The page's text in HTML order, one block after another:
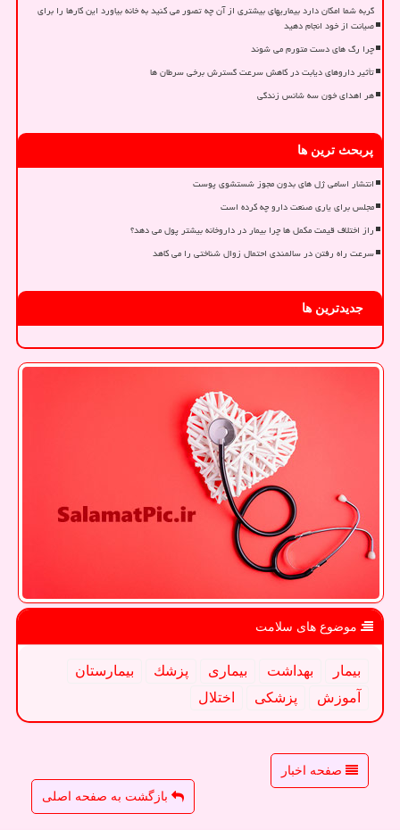
گربه شما امکان دارد بیماریهای بیشتری از آن چه تصور می کنید به خانه بیاورد این کارها را برای
صیانت از خود انجام دهید
چرا رگ های دست متورم می شوند
تأثیر داروهای دیابت در کاهش سرعت گسترش برخی سرطان ها
هر اهدای خون سه شانس زندگی
پربحث ترین ها
انتشار اسامی ژل های بدون مجوز شستشوی پوست
مجلس برای یاری صنعت دارو چه کرده است
راز اختلاف قیمت مکمل ها چرا بیمار در داروخانه بیشتر پول می دهد؟
سرعت راه رفتن در سالمندی احتمال زوال شناختی را می کاهد
جدیدترین ها
موضوع های سلامت
بیمار بهداشت بیماری پزشك
بیمارستان
آموزش
پزشكی اختلال
صفحه اخبار
بازگشت به صفحه اصلی